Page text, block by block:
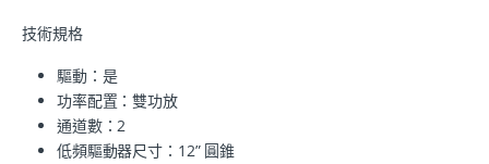
技術規格
驅動：是
功率配置：雙功放
通道數：2
低頻驅動器尺寸：12” 圓錐